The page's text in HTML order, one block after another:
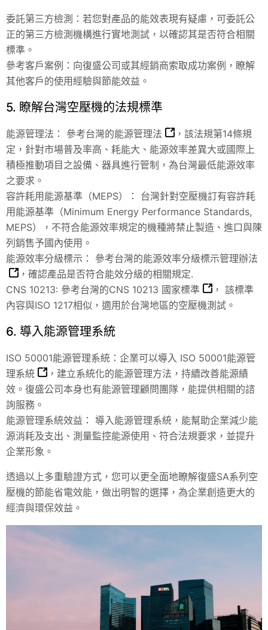
委託第三方檢測：若您對產品的能效表現有疑慮，可委託公
正的第三方檢測機構進行實地測試，以確認其是否符合相關
標準。
參考客戶案例：向復盛公司或其經銷商索取成功案例，瞭解
其他客戶的使用經驗與節能效益。
5. 瞭解台灣空壓機的法規標準
能源管理法： 參考台灣的能源管理法
，該法規第14條規
定，針對市場普及率高、耗能大、能源效率差異大或國際上
積極推動項目之設備、器具進行管制，為台灣最低能源效率
之要求。
容許耗用能源基準（MEPS）： 台灣針對空壓機訂有容許耗
用能源基準（Minimum Energy Performance Standards,
MEPS），不符合能源效率規定的機種將禁止製造、進口與陳
列銷售予國內使用。
能源效率分級標示： 參考台灣的能源效率分級標示管理辦法
，確認產品是否符合能效分級的相關規定.
CNS 10213: 參考台灣的CNS 10213 國家標準
， 該標準
內容與ISO 1217相似，適用於台灣地區的空壓機測試。
6. 導入能源管理系統
ISO 50001能源管理系統：企業可以導入 ISO 50001能源管
理系統
，建立系統化的能源管理方法，持續改善能源績
效。復盛公司本身也有能源管理顧問團隊，能提供相關的諮
詢服務。
能源管理系統效益： 導入能源管理系統，能幫助企業減少能
源消耗及支出、測量監控能源使用、符合法規要求，並提升
企業形象。
透過以上多重驗證方式，您可以更全面地瞭解復盛SA系列空
壓機的節能省電效能，做出明智的選擇，為企業創造更大的
經濟與環保效益。